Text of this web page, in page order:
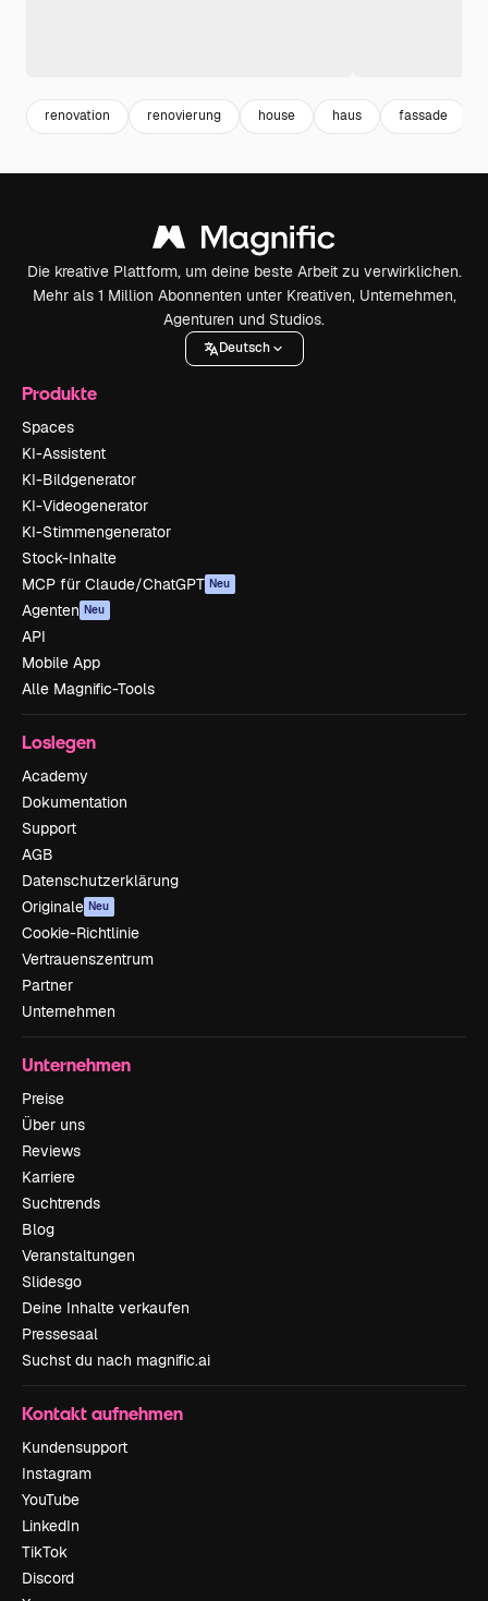
renovation renovierung house haus fassade
Die kreative Plattform, um deine beste Arbeit zu verwirklichen.
Mehr als 1 Million Abonnenten unter Kreativen, Unternehmen,
Agenturen und Studios.
Deutsch
Produkte
Spaces
KI-Assistent
KI-Bildgenerator
KI-Videogenerator
KI-Stimmengenerator
Stock-Inhalte
MCP für Claude/ChatGPT Neu
Agenten Neu
API
Mobile App
Alle Magnific-Tools
Loslegen
Academy
Dokumentation
Support
AGB
Datenschutzerklärung
Originale Neu
Cookie-Richtlinie
Vertrauenszentrum
Partner
Unternehmen
Unternehmen
Preise
Über uns
Reviews
Karriere
Suchtrends
Blog
Veranstaltungen
Slidesgo
Deine Inhalte verkaufen
Pressesaal
Suchst du nach magnific.ai
Kontakt aufnehmen
Kundensupport
Instagram
YouTube
LinkedIn
TikTok
Discord